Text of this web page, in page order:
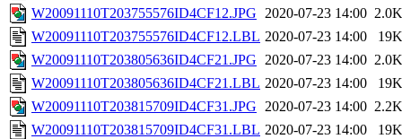
W20091110T203755576ID4CF12.JPG 2020-07-23 14:00 2.0K
W20091110T203755576ID4CF12.LBL 2020-07-23 14:00
19K
W20091110T203805636ID4CF21.JPG 2020-07-23 14:00 2.0K
W20091110T203805636ID4CF21.LBL 2020-07-23 14:00
19K
W20091110T203815709ID4CF31.JPG 2020-07-23 14:00 2.2K
W20091110T203815709ID4CF31.LBL 2020-07-23 14:00
19K